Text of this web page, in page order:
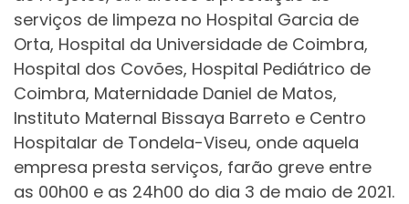
serviços de limpeza no Hospital Garcia de
Orta, Hospital da Universidade de Coimbra,
Hospital dos Covões, Hospital Pediátrico de
Coimbra, Maternidade Daniel de Matos,
Instituto Maternal Bissaya Barreto e Centro
Hospitalar de Tondela-Viseu, onde aquela
empresa presta serviços, farão greve entre
as 00h00 e as 24h00 do dia 3 de maio de 2021.